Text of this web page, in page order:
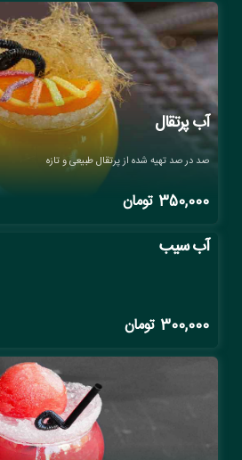
آب پرتقال
صد در صد تهیه شده از پرتقال طبیعی و تازه
350,000 تومان
آب سیب
300,000 تومان